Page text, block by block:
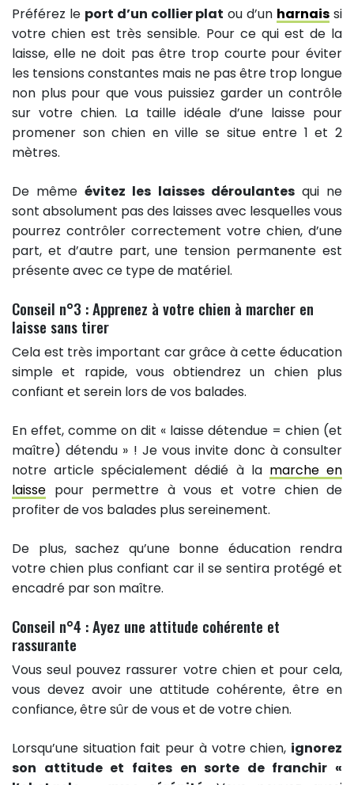
Préférez le port d’un collier plat ou d’un harnais si
votre chien est très sensible. Pour ce qui est de la
laisse, elle ne doit pas être trop courte pour éviter
les tensions constantes mais ne pas être trop longue
non plus pour que vous puissiez garder un contrôle
sur votre chien. La taille idéale d’une laisse pour
promener son chien en ville se situe entre 1 et 2
mètres.
De mêmeévitez les laisses déroulantesqui ne
sont absolument pas des laisses avec lesquelles vous
pourrez contrôler correctement votre chien, d’une
part, et d’autre part, une tension permanente est
présente avec ce type de matériel.
Conseil n°3 : Apprenez à votre chien à marcher en
laisse sans tirer
Cela est très important car grâce à cette éducation
simple et rapide, vous obtiendrez un chien plus
confiant et serein lors de vos balades.
En effet, comme on dit « laisse détendue = chien (et
maître) détendu » ! Je vous invite donc à consulter
notre article spécialement dédié à la marche en
laisse pour permettre à vous et votre chien de
profiter de vos balades plus sereinement.
De plus, sachez qu’une bonne éducation rendra
votre chien plus confiant car il se sentira protégé et
encadré par son maître.
Conseil n°4 : Ayez une attitude cohérente et
rassurante
Vous seul pouvez rassurer votre chien et pour cela,
vous devez avoir une attitude cohérente, être en
confiance, être sûr de vous et de votre chien.
Lorsqu’une situation fait peur à votre chien, ignorez
son attitude et faites en sorte de franchir «